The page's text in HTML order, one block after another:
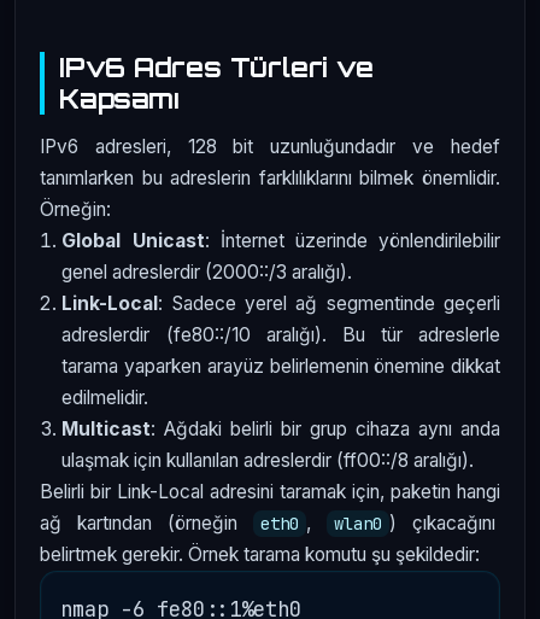
IPv6 Adres Türleri ve
Kapsamı
IPv6 adresleri, 128 bit uzunluğundadır ve hedef
tanımlarken bu adreslerin farklılıklarını bilmek önemlidir.
Örneğin:
Global Unicast: İnternet üzerinde yönlendirilebilir
genel adreslerdir (2000::/3 aralığı).
Link-Local : Sadece yerel ağ segmentinde geçerli
adreslerdir (fe80::/10 aralığı). Bu tür adreslerle
tarama yaparken arayüz belirlemenin önemine dikkat
edilmelidir.
Multicast: Ağdaki belirli bir grup cihaza aynı anda
ulaşmak için kullanılan adreslerdir (ff00::/8 aralığı).
Belirli bir Link-Local adresini taramak için, paketin hangi
ağ kartından (örneğin
eth0 , wlan0 ) çıkacağını
belirtmek gerekir. Örnek tarama komutu şu şekildedir: